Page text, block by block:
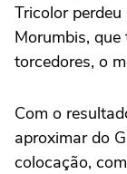
Tricolor
Morumbis,
torcedores, o
Com o
aproximar do
colocação,